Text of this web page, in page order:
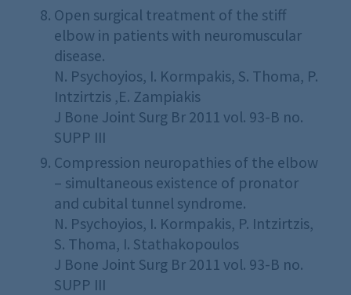
Open surgical treatment of the stiff
elbow in patients with neuromuscular
disease.
N. Psychoyios, I. Kormpakis, S. Thoma, P.
Intzirtzis ,E. Zampiakis
J Bone Joint Surg Br 2011 vol. 93-B no.
SUPP III
Compression neuropathies of the elbow
– simultaneous existence of pronator
and cubital tunnel syndrome.
N. Psychoyios, I. Kormpakis, P. Intzirtzis,
S. Thoma, I. Stathakopoulos
J Bone Joint Surg Br 2011 vol. 93-B no.
SUPP III